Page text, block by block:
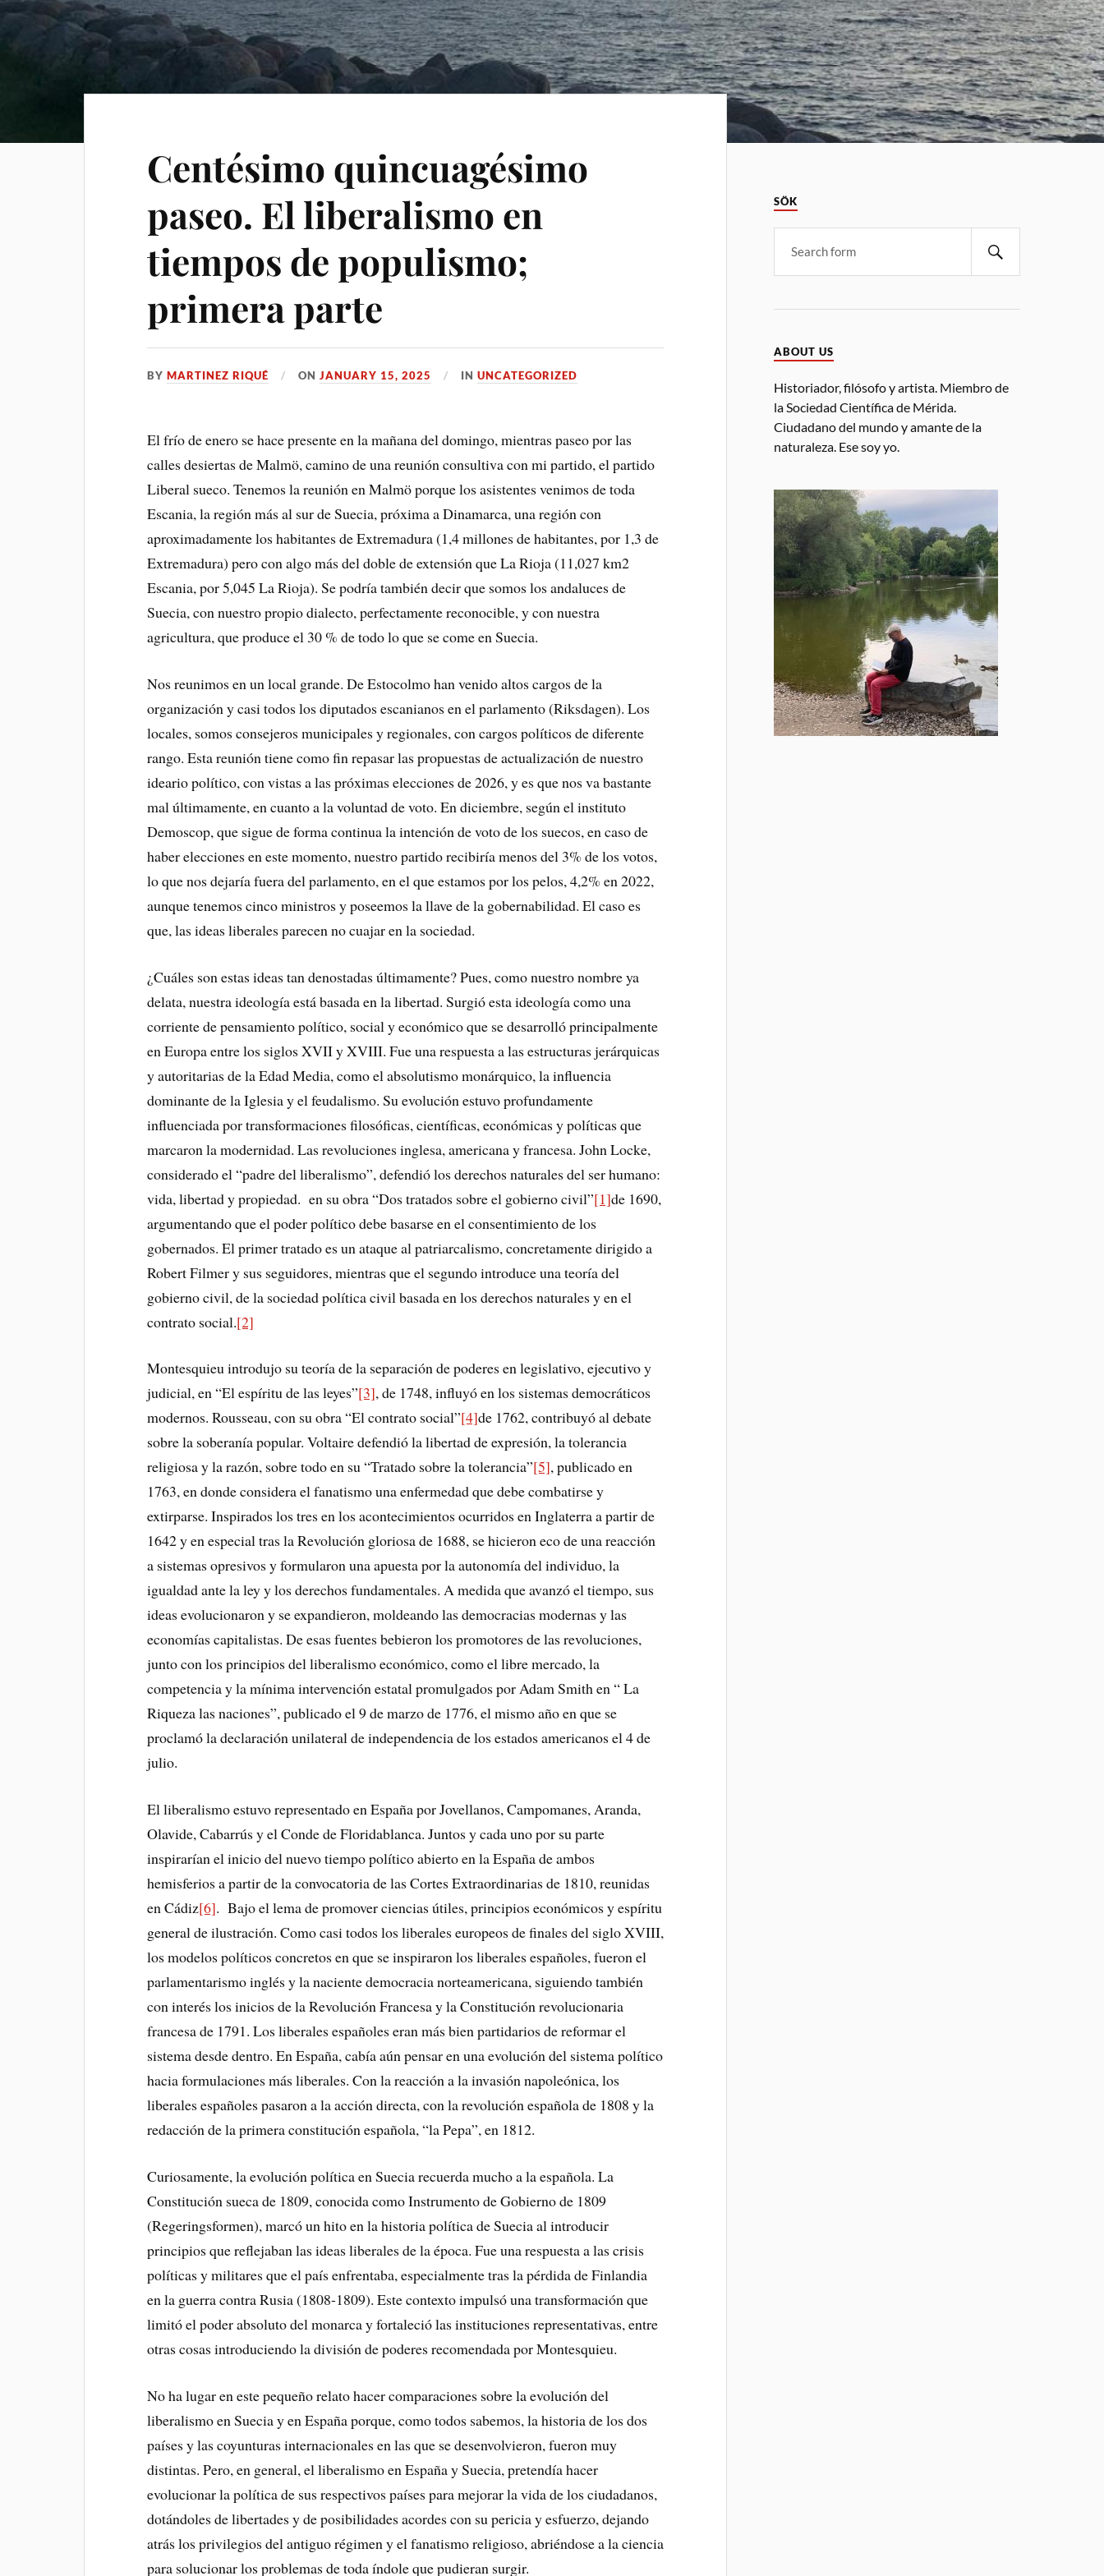
Centésimo quincuagésimo
paseo. El liberalismo en
tiempos de populismo;
primera parte
BYMARTINEZ RIQUÉ ONJANUARY 15, 2025 INUNCATEGORIZED
El frío de enero se hace presente en la mañana del domingo, mientras paseo por las
calles desiertas de Malmö, camino de una reunión consultiva con mi partido, el partido
Liberal sueco. Tenemos la reunión en Malmö porque los asistentes venimos de toda
Escania, la región más al sur de Suecia, próxima a Dinamarca, una región con
aproximadamente los habitantes de Extremadura (1,4 millones de habitantes, por 1,3 de
Extremadura) pero con algo más del doble de extensión que La Rioja (11,027 km2
Escania, por 5,045 La Rioja). Se podría también decir que somos los andaluces de
Suecia, con nuestro propio dialecto, perfectamente reconocible, y con nuestra
agricultura, que produce el 30 % de todo lo que se come en Suecia.
Nos reunimos en un local grande. De Estocolmo han venido altos cargos de la
organización y casi todos los diputados escanianos en el parlamento (Riksdagen). Los
locales, somos consejeros municipales y regionales, con cargos políticos de diferente
rango. Esta reunión tiene como fin repasar las propuestas de actualización de nuestro
ideario político, con vistas a las próximas elecciones de 2026, y es que nos va bastante
mal últimamente, en cuanto a la voluntad de voto. En diciembre, según el instituto
Demoscop, que sigue de forma continua la intención de voto de los suecos, en caso de
haber elecciones en este momento, nuestro partido recibiría menos del 3% de los votos,
lo que nos dejaría fuera del parlamento, en el que estamos por los pelos, 4,2% en 2022,
aunque tenemos cinco ministros y poseemos la llave de la gobernabilidad. El caso es
que, las ideas liberales parecen no cuajar en la sociedad.
¿Cuáles son estas ideas tan denostadas últimamente? Pues, como nuestro nombre ya
delata, nuestra ideología está basada en la libertad. Surgió esta ideología como una
corriente de pensamiento político, social y económico que se desarrolló principalmente
en Europa entre los siglos XVII y XVIII. Fue una respuesta a las estructuras jerárquicas
y autoritarias de la Edad Media, como el absolutismo monárquico, la influencia
dominante de la Iglesia y el feudalismo. Su evolución estuvo profundamente
influenciada por transformaciones filosóficas, científicas, económicas y políticas que
marcaron la modernidad. Las revoluciones inglesa, americana y francesa. John Locke,
considerado el “padre del liberalismo”, defendió los derechos naturales del ser humano:
vida, libertad y propiedad. en su obra “Dos tratados sobre el gobierno civil”[1]de 1690,
argumentando que el poder político debe basarse en el consentimiento de los
gobernados. El primer tratado es un ataque al patriarcalismo, concretamente dirigido a
Robert Filmer y sus seguidores, mientras que el segundo introduce una teoría del
gobierno civil, de la sociedad política civil basada en los derechos naturales y en el
contrato social.[2]
Montesquieu introdujo su teoría de la separación de poderes en legislativo, ejecutivo y
judicial, en “El espíritu de las leyes”[3], de 1748, influyó en los sistemas democráticos
modernos. Rousseau, con su obra “El contrato social”[4]de 1762, contribuyó al debate
sobre la soberanía popular. Voltaire defendió la libertad de expresión, la tolerancia
religiosa y la razón, sobre todo en su “Tratado sobre la tolerancia”[5], publicado en
1763, en donde considera el fanatismo una enfermedad que debe combatirse y
extirparse. Inspirados los tres en los acontecimientos ocurridos en Inglaterra a partir de
1642 y en especial tras la Revolución gloriosa de 1688, se hicieron eco de una reacción
a sistemas opresivos y formularon una apuesta por la autonomía del individuo, la
igualdad ante la ley y los derechos fundamentales. A medida que avanzó el tiempo, sus
ideas evolucionaron y se expandieron, moldeando las democracias modernas y las
economías capitalistas. De esas fuentes bebieron los promotores de las revoluciones,
junto con los principios del liberalismo económico, como el libre mercado, la
competencia y la mínima intervención estatal promulgados por Adam Smith en “ La
Riqueza las naciones”, publicado el 9 de marzo de 1776, el mismo año en que se
proclamó la declaración unilateral de independencia de los estados americanos el 4 de
julio.
El liberalismo estuvo representado en España por Jovellanos, Campomanes, Aranda,
Olavide, Cabarrús y el Conde de Floridablanca. Juntos y cada uno por su parte
inspirarían el inicio del nuevo tiempo político abierto en la España de ambos
hemisferios a partir de la convocatoria de las Cortes Extraordinarias de 1810, reunidas
en Cádiz[6]. Bajo el lema de promover ciencias útiles, principios económicos y espíritu
general de ilustración. Como casi todos los liberales europeos de finales del siglo XVIII,
los modelos políticos concretos en que se inspiraron los liberales españoles, fueron el
parlamentarismo inglés y la naciente democracia norteamericana, siguiendo también
con interés los inicios de la Revolución Francesa y la Constitución revolucionaria
francesa de 1791. Los liberales españoles eran más bien partidarios de reformar el
sistema desde dentro. En España, cabía aún pensar en una evolución del sistema político
hacia formulaciones más liberales. Con la reacción a la invasión napoleónica, los
liberales españoles pasaron a la acción directa, con la revolución española de 1808 y la
redacción de la primera constitución española, “la Pepa”, en 1812.
Curiosamente, la evolución política en Suecia recuerda mucho a la española. La
Constitución sueca de 1809, conocida como Instrumento de Gobierno de 1809
(Regeringsformen), marcó un hito en la historia política de Suecia al introducir
principios que reflejaban las ideas liberales de la época. Fue una respuesta a las crisis
políticas y militares que el país enfrentaba, especialmente tras la pérdida de Finlandia
en la guerra contra Rusia (1808-1809). Este contexto impulsó una transformación que
limitó el poder absoluto del monarca y fortaleció las instituciones representativas, entre
otras cosas introduciendo la división de poderes recomendada por Montesquieu.
No ha lugar en este pequeño relato hacer comparaciones sobre la evolución del
liberalismo en Suecia y en España porque, como todos sabemos, la historia de los dos
países y las coyunturas internacionales en las que se desenvolvieron, fueron muy
distintas. Pero, en general, el liberalismo en España y Suecia, pretendía hacer
evolucionar la política de sus respectivos países para mejorar la vida de los ciudadanos,
dotándoles de libertades y de posibilidades acordes con su pericia y esfuerzo, dejando
atrás los privilegios del antiguo régimen y el fanatismo religioso, abriéndose a la ciencia
para solucionar los problemas de toda índole que pudieran surgir.
SÖK
ABOUT US
Historiador, filósofo y artista. Miembro de
la Sociedad Científica de Mérida.
Ciudadano del mundo y amante de la
naturaleza. Ese soy yo.